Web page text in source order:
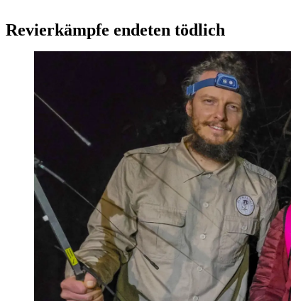
Revierkämpfe endeten tödlich